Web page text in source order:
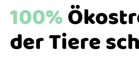
100%
der Tiere